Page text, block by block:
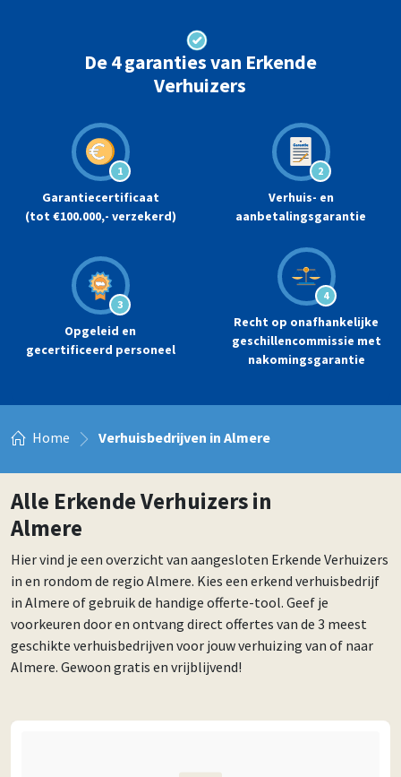
De 4 garanties van Erkende
Verhuizers
1
Garantiecertificaat
(tot €100.000,- verzekerd)
2
Verhuis- en
aanbetalingsgarantie
3
Opgeleid en
gecertificeerd personeel
4
Recht op onafhankelijke
geschillencommissie met
nakomingsgarantie
Home Verhuisbedrijven in Almere
Alle Erkende Verhuizers in
Almere
Hier vind je een overzicht van aangesloten Erkende Verhuizers
in en rondom de regio Almere. Kies een erkend verhuisbedrijf
in Almere of gebruik de handige offerte-tool. Geef je
voorkeuren door en ontvang direct offertes van de 3 meest
geschikte verhuisbedrijven voor jouw verhuizing van of naar
Almere. Gewoon gratis en vrijblijvend!